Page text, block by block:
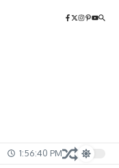
1:56:40 PM